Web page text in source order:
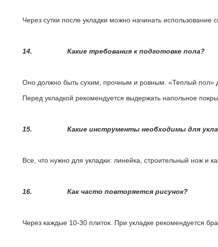
Через сутки после укладки можно начинать
14. Какие требования к подготовке пола?
Оно должно быть сухим, прочным и ровным. «Теплый пол»
Перед укладкой рекомендуется выдержать напольное
15. Какие инструменты необходимы для
Все, что нужно для укладки: линейка, строительный нож и
16. Как часто повторяется рисунок?
Через каждые 10-30 плиток. При укладке рекомендуется